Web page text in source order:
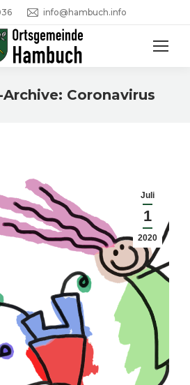
info@hambuch.info
Coronavirus
Juli
1
2020